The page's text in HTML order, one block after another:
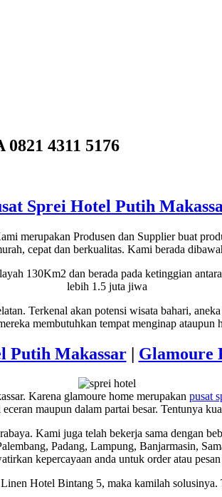
4311 5176
Sprei Hotel Putih
merupakan Produsen dan Supplier buat
cepat dan berkualitas. Kami berada
130Km2 dan berada pada ketinggian
lebih 1.5 juta jiwa
Terkenal akan potensi wisata bahari,
membutuhkan tempat menginap ataupun
Putih Makassar| Glamoure
Karena glamoure home merupakan pusat
maupun dalam partai besar. Tentunya
Kami juga telah bekerja sama dengan
Padang, Lampung, Banjarmasin,
kepercayaan anda untuk order atau
Linen Hotel Bintang 5, maka kamilah